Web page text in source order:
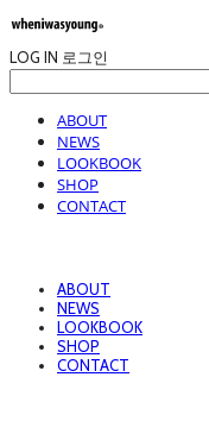
LOG IN 로그인
ABOUT
NEWS
LOOKBOOK
SHOP
CONTACT
ABOUT
NEWS
LOOKBOOK
SHOP
CONTACT